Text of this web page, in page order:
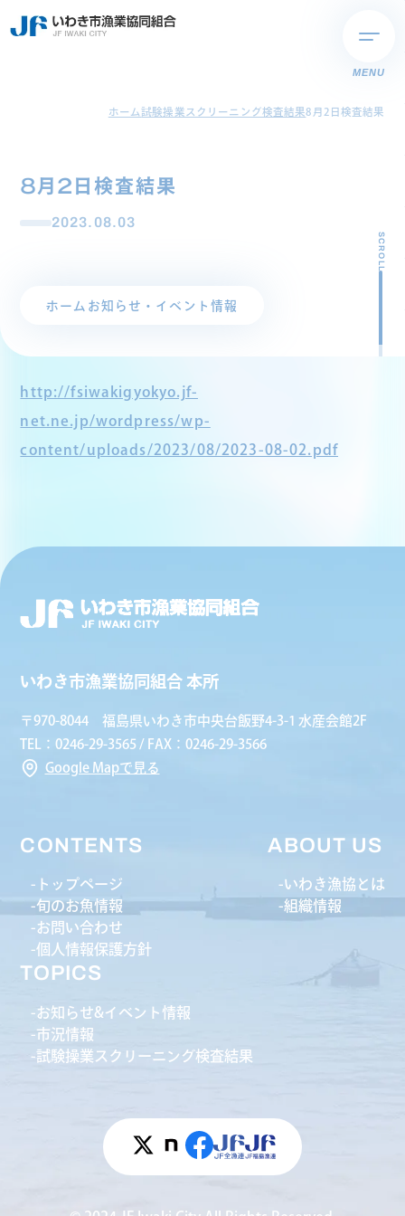
MENU
ホーム試験操業スクリーニング検査結果8月2日検査結果
8月2日検査結果
2023.08.03
ホーム お知らせ・イベント情報
SCROLL
http://fsiwakigyokyo.jf-
net.ne.jp/wordpress/wp-
content/uploads/2023/08/2023-08-02.pdf
いわき市漁業協同組合 本所
〒970-8044 福島県いわき市中央台飯野4-3-1 水産会館2F
TEL：0246-29-3565 / FAX：0246-29-3566
Google Mapで見る
CONTENTS
トップページ
旬のお魚情報
お問い合わせ
個人情報保護方針
ABOUT US
いわき漁協とは
組織情報
TOPICS
お知らせ&イベント情報
市況情報
試験操業スクリーニング検査結果